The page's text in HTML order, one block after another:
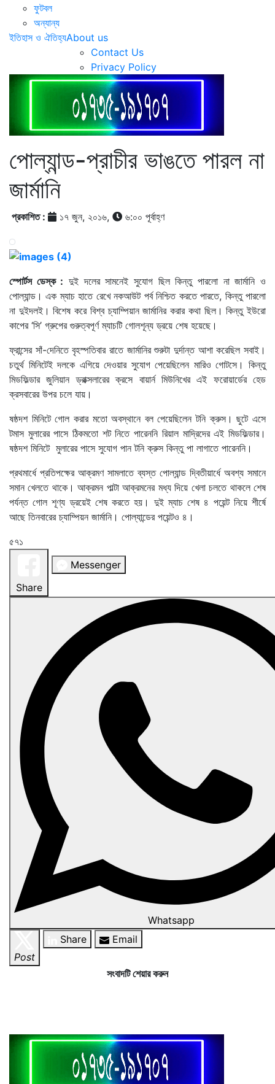
ফুটবল
অন্যান্য
ইতিহাস ও ঐতিহ্যAbout us
Contact Us
Privacy Policy
পোল্যান্ড-প্রাচীর ভাঙতে পারল না
জার্মানি
প্রকাশিত : ১৭ জুন, ২০১৬, ৬:০০ পূর্বাহ্ণ
স্পোর্টস ডেস্ক : দুই দলের সামনেই সুযোগ ছিল কিন্তু পারলো না জার্মানি ও
পোল্যান্ড। এক ম্যাচ হাতে রেখে নকআউট পর্ব নিশ্চিত করতে পারতে, কিন্তু পারলো
না দুইদলই। বিশেষ করে বিশ্ব চ্যাম্পিয়ান জার্মানির করার কথা ছিল। কিন্তু ইউরো
কাপের ‘সি’ গ্রুপের গুরুত্বপূর্ণ ম্যাচটি গোলশূন্য ড্রয়ে শেষ হয়েছে।
ফ্রান্সের সাঁ-দেনিতে বৃহস্পতিবার রাতে জার্মানির শুরুটা দুর্দান্ত আশা করেছিল সবাই।
চতুর্থ মিনিটেই দলকে এগিয়ে দেওয়ার সুযোগ পেয়েছিলেন মারিও গোটসে। কিন্তু
মিডফিল্ডার জুলিয়ান ড্রাক্সলারের ক্রসে বায়ার্ন মিউনিখের এই ফরোয়ার্ডের হেড
ক্রসবারের উপর চলে যায়।
ষষ্ঠদশ মিনিটে গোল করার মতো অবস্থানে বল পেয়েছিলেন টনি ক্রুস। ছুটে এসে
টমাস মুলারের পাসে ঠিকমতো শট নিতে পারেননি রিয়াল মাদ্রিদের এই মিডফিল্ডার।
ষষ্ঠদশ মিনিটে মুলারের পাসে সুযোগ পান টনি ক্রুস কিন্তু পা লাগাতে পারেননি।
প্রথমার্ধে প্রতিপক্ষের আক্রমণ সামলাতে ব্যস্ত পোল্যান্ড দ্বিতীয়ার্ধে অবশ্য সমানে
সমান খেলতে থাকে। আক্রমন পাল্টা আক্রমনের মধ্য দিয়ে খেলা চলতে থাকলে শেষ
পর্যন্ত গোল শূণ্য ড্রয়েই শেষ করতে হয়। দুই ম্যাচ শেষ ৪ পয়েন্ট নিয়ে শীর্ষে
আছে তিনবারের চ্যাম্পিয়ন জার্মানি। পোল্যান্ডের পয়েন্টও ৪।
৫৭১
Share
Messenger
Whatsapp
Post
Share Email
সংবাদটি শেয়ার করুন